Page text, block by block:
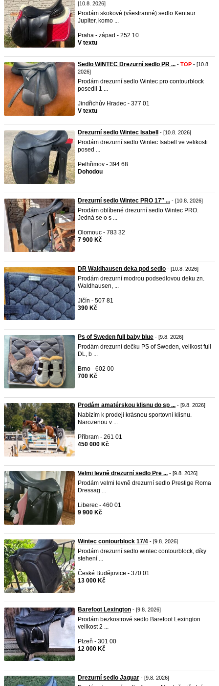
[10.8. 2026]
Prodám skokové (všestranné) sedlo Kentaur
Jupiter, komo ...
Praha - západ - 252 10
V textu
Sedlo WINTEC Drezurní sedlo PR ... - TOP - [10.8.
2026]
Prodám drezurní sedlo Wintec pro contourblock
posedli 1 ...
Jindřichův Hradec - 377 01
V textu
Drezurní sedlo Wintec Isabell - [10.8. 2026]
Prodám drezurní sedlo Wintec Isabell ve velikosti
posed ...
Pelhřimov - 394 68
Dohodou
Drezurní sedlo Wintec PRO 17″ ... - [10.8. 2026]
Prodám oblíbené drezurní sedlo Wintec PRO.
Jedná se o s ...
Olomouc - 783 32
7 900 Kč
DR Waldhausen deka pod sedlo - [10.8. 2026]
Prodám drezurní modrou podsedlovou deku zn.
Waldhausen, ...
Jičín - 507 81
390 Kč
Ps of Sweden full baby blue - [9.8. 2026]
Prodám drezurní dečku PS of Sweden, velikost full
DL, b ...
Brno - 602 00
700 Kč
Prodám amatérskou klisnu do sp ... - [9.8. 2026]
Nabízím k prodeji krásnou sportovní klisnu.
Narozenou v ...
Příbram - 261 01
450 000 Kč
Velmi levně drezurní sedlo Pre ... - [9.8. 2026]
Prodám velmi levně drezurní sedlo Prestige Roma
Dressag ...
Liberec - 460 01
9 900 Kč
Wintec contourblock 17/4 - [9.8. 2026]
Prodám drezurní sedlo wintec contourblock, díky
stehení ...
České Budějovice - 370 01
13 000 Kč
Barefoot Lexington - [9.8. 2026]
Prodám bezkostrové sedlo Barefoot Lexington
velikost 2 ...
Plzeň - 301 00
12 000 Kč
Drezurní sedlo Jaguar - [9.8. 2026]